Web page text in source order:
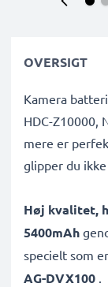
OVERSIGT
Kamera
HDC-Z10000,
mere er
glipper du
Høj kvalitet,
5400mAh
specielt som
AG-DVX100 .